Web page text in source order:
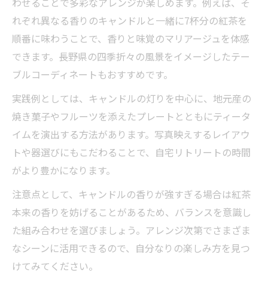
れぞれ異なる香りのキャンドルと一緒に7杯分の紅茶を
順番に味わうことで、香りと味覚のマリアージュを体感
できます。長野県の四季折々の風景をイメージしたテー
ブルコーディネートもおすすめです。
実践例としては、キャンドルの灯りを中心に、地元産の
焼き菓子やフルーツを添えたプレートとともにティータ
イムを演出する方法があります。写真映えするレイアウ
トや器選びにもこだわることで、自宅リトリートの時間
がより豊かになります。
注意点として、キャンドルの香りが強すぎる場合は紅茶
本来の香りを妨げることがあるため、バランスを意識し
た組み合わせを選びましょう。アレンジ次第でさまざま
なシーンに活用できるので、自分なりの楽しみ方を見つ
けてみてください。